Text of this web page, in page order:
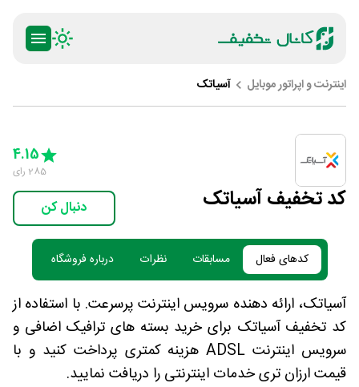
اینترنت و اپراتور موبایل آسیاتک
کد تخفیف آسیاتک
4 Stars
5 Stars
4.15
285 رای
دنبال کن
کدهای فعال مسابقات نظرات درباره فروشگاه
آسیاتک، ارائه دهنده سرویس اینترنت پرسرعت. با استفاده از
کد تخفیف آسیاتک برای خرید بسته های ترافیک اضافی و
سرویس اینترنت ADSL هزینه کمتری پرداخت کنید و با
قیمت ارزان تری خدمات اینترنتی را دریافت نمایید.